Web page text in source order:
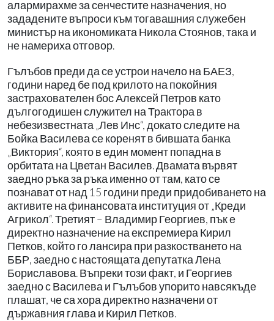
алармирахме за сенчестите назначения, но
зададените въпроси към тогавашния служебен
министър на икономиката Никола Стоянов, така и
не намериха отговор.
Гълъбов преди да се устрои начело на БАЕЗ,
години наред бе под крилото на покойния
застрахователен бос Алексей Петров като
дългогодишен служител на Трактора в
небезизвестната „Лев Инс“, докато следите на
Бойка Василева се коренят в бившата банка
„Виктория“, която в един момент попадна в
орбитата на Цветан Василев. Двамата вървят
заедно ръка за ръка именно от там, като се
познават от над 15 години преди придобиването на
активите на финансовата институция от „Креди
Агрикол“. Третият – Владимир Георгиев, пък е
директно назначение на експремиера Кирил
Петков, който го лансира при разкостването на
ББР, заедно с настоящата депутатка Лена
Бориславова. Въпреки този факт, и Георгиев
заедно с Василева и Гълъбов упорито навсякъде
плашат, че са хора директно назначени от
държавния глава и Кирил Петков.